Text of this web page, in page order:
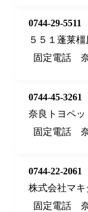
0744-29-5511
５５１蓬莱
固定電話
0744-45-3261
奈良トヨペ
固定電話
0744-22-2061
株式会社マ
固定電話